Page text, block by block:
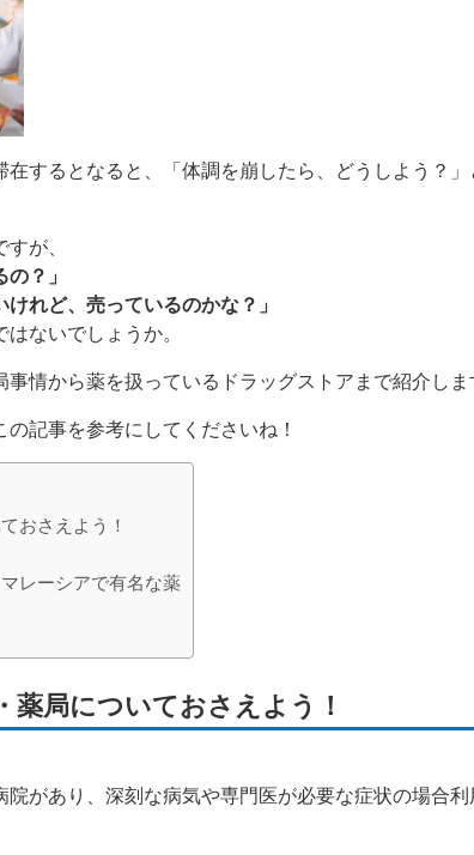
するとなると、「体調を崩したら、どうしよう？
が、
？」
れど、売っているのかな？」
ないでしょうか。
情から薬を扱っているドラッグストアまで紹介しま
記事を参考にしてくださいね！
おさえよう！
レーシアで有名な薬
薬局についておさえよう！
があり、深刻な病気や専門医が必要な症状の場合